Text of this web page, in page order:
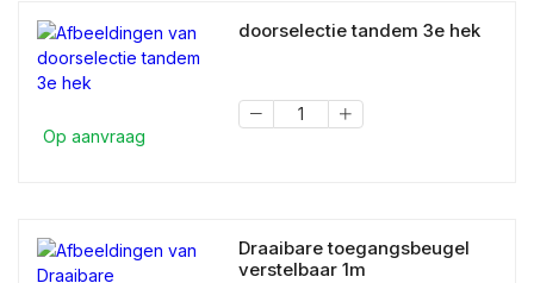
Op aanvraag
doorselectie tandem 3e hek
Draaibare toegangsbeugel
verstelbaar 1m